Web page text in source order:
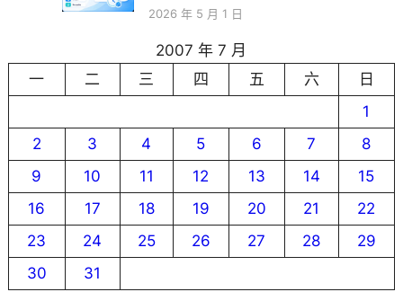
2026 年 5 月 1 日
2007 年 7 月
一
二 三 四 五 六
日
1
2
3 4 5 6 7
8
9
10 11 12 13 14
15
16
17 18 19 20 21
22
23
24 25 26 27 28
29
30
31